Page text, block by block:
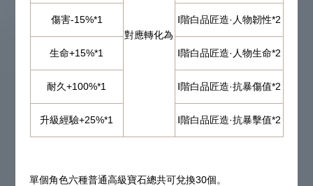
對應轉化為
傷害-15%*1 Ⅰ階白品匠造·人物韌性*2
生命+15%*1 Ⅰ階白品匠造·人物生命*2
耐久+100%*1 Ⅰ階白品匠造·抗暴傷值*2
升級經驗+25%*1 Ⅰ階白品匠造·抗暴擊值*2
單個角色六種普通高級寶石總共可兌換30個。